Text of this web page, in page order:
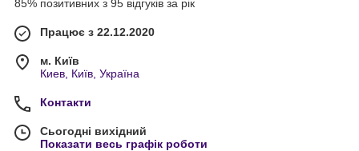
85% позитивних з 95 відгуків за рік
Працює з 22.12.2020
м. Київ
Киев, Київ, Україна
Контакти
Сьогодні вихідний
Показати весь графік роботи